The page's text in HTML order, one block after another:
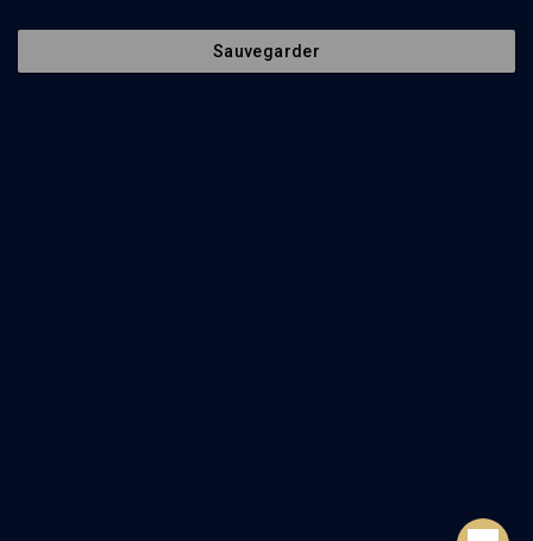
Société
Histoire
La rédaction
Nos soutiens
Sauvegarder